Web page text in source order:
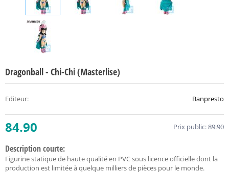
Dragonball - Chi-Chi (Masterlise)
Editeur: Banpresto
84.90 Prix public:89.90
Description courte:
Figurine statique de haute qualité en PVC sous licence officielle dont la
production est limitée à quelque milliers de pièces pour le monde.